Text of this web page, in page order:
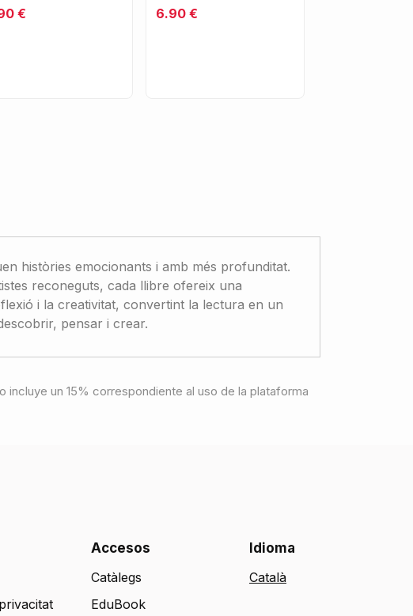
€
6.90 €
històries emocionants i amb més profunditat.
reconeguts, cada llibre ofereix una
i la creativitat, convertint la lectura en un
pensar i crear.
un 15% correspondiente al uso de la plataforma
Accesos
Catàlegs
EduBook
Idioma